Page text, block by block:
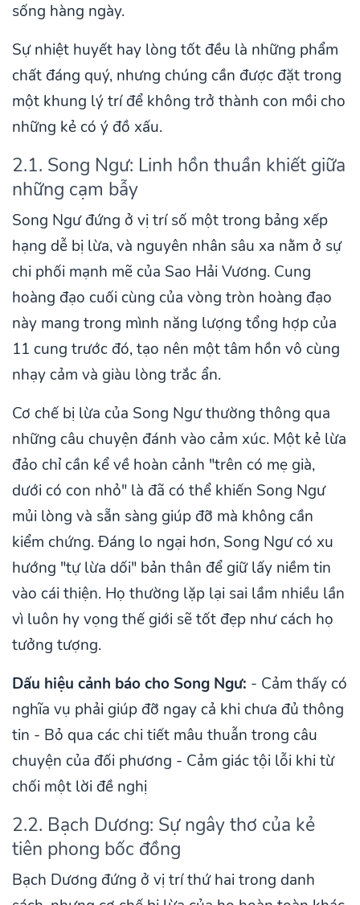
sống hàng ngày.
Sự nhiệt huyết hay lòng tốt đều là những phẩm
chất đáng quý, nhưng chúng cần được đặt trong
một khung lý trí để không trở thành con mồi cho
những kẻ có ý đồ xấu.
2.1. Song Ngư: Linh hồn thuần khiết giữa
những cạm bẫy
Song Ngư đứng ở vị trí số một trong bảng xếp
hạng dễ bị lừa, và nguyên nhân sâu xa nằm ở sự
chi phối mạnh mẽ của Sao Hải Vương. Cung
hoàng đạo cuối cùng của vòng tròn hoàng đạo
này mang trong mình năng lượng tổng hợp của
11 cung trước đó, tạo nên một tâm hồn vô cùng
nhạy cảm và giàu lòng trắc ẩn.
Cơ chế bị lừa của Song Ngư thường thông qua
những câu chuyện đánh vào cảm xúc. Một kẻ lừa
đảo chỉ cần kể về hoàn cảnh "trên có mẹ già,
dưới có con nhỏ" là đã có thể khiến Song Ngư
mủi lòng và sẵn sàng giúp đỡ mà không cần
kiểm chứng. Đáng lo ngại hơn, Song Ngư có xu
hướng "tự lừa dối" bản thân để giữ lấy niềm tin
vào cái thiện. Họ thường lặp lại sai lầm nhiều lần
vì luôn hy vọng thế giới sẽ tốt đẹp như cách họ
tưởng tượng.
Dấu hiệu cảnh báo cho Song Ngư: - Cảm thấy có
nghĩa vụ phải giúp đỡ ngay cả khi chưa đủ thông
tin - Bỏ qua các chi tiết mâu thuẫn trong câu
chuyện của đối phương - Cảm giác tội lỗi khi từ
chối một lời đề nghị
2.2. Bạch Dương: Sự ngây thơ của kẻ
tiên phong bốc đồng
Bạch Dương đứng ở vị trí thứ hai trong danh